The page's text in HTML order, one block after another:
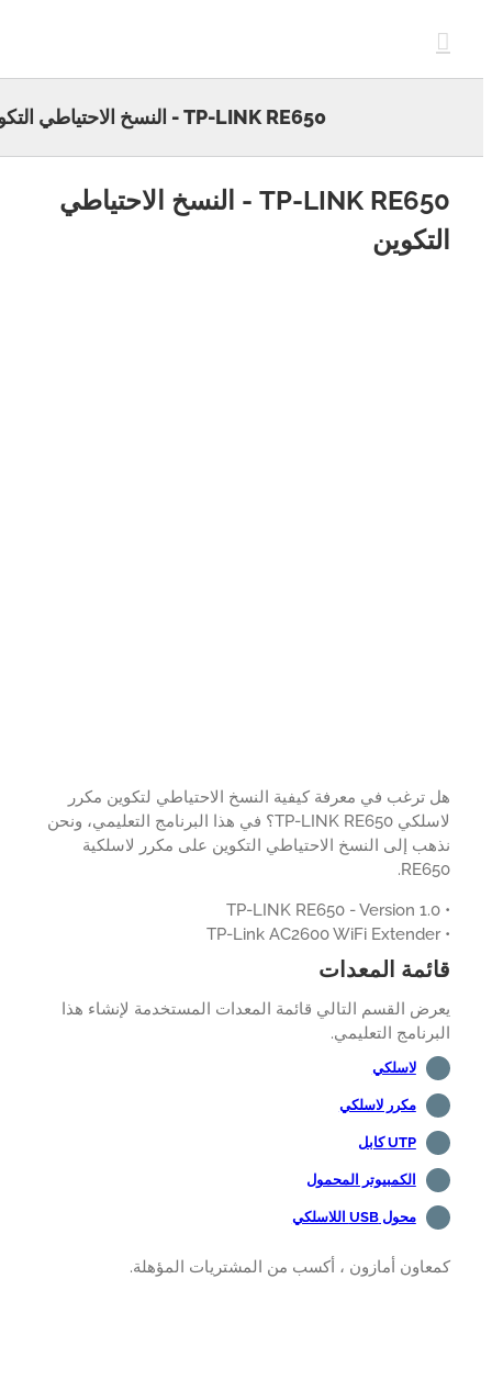
TP-LINK RE650 - النسخ الاحتياطي التكوين
TP-LINK RE650 - النسخ الاحتياطي
ترغب في معرفة كيفية النسخ الاحتياطي لتكوين مكرر
لاسلكي TP-LINK RE650؟ في هذا البرنامج التعليمي، ونحن
إلى النسخ الاحتياطي التكوين على مكرر لاسلكية
المعدات
القسم التالي قائمة المعدات المستخدمة لإنشاء هذا
التعليمي.
لاسلكي
مكرر لاسلكي
UTP كابل
الكمبيوتر المحمول
محول USB اللاسلكي
أمازون ، أكسب من المشتريات المؤهلة.